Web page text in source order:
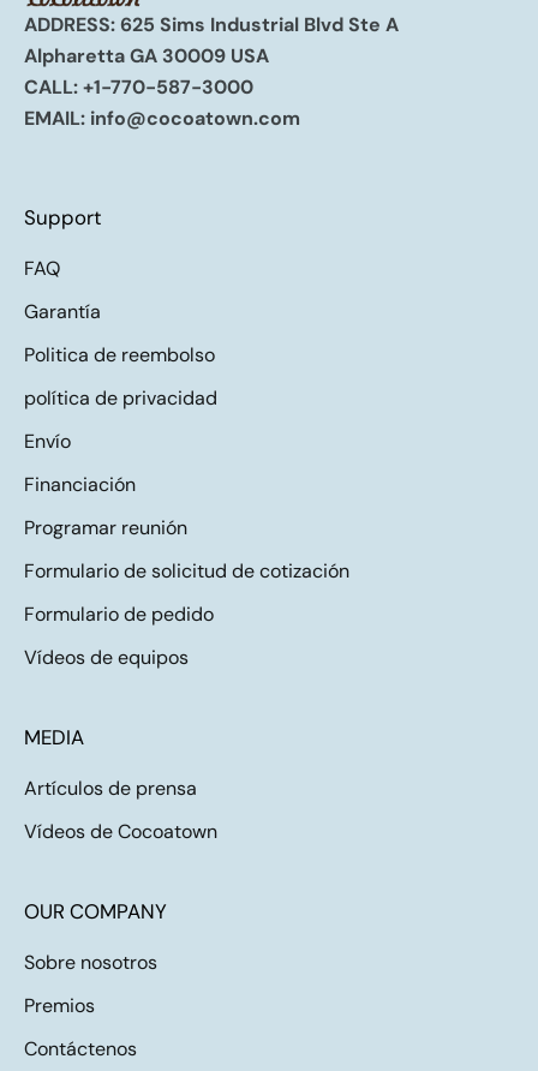
ADDRESS: 625 Sims Industrial Blvd Ste A
Alpharetta GA 30009 USA
CALL:+1-770-587-3000
EMAIL: info@cocoatown.com
Support
FAQ
Garantía
Politica de reembolso
política de privacidad
Envío
Financiación
Programar reunión
Formulario de solicitud de cotización
Formulario de pedido
Vídeos de equipos
MEDIA
Artículos de prensa
Vídeos de Cocoatown
OUR COMPANY
Sobre nosotros
Premios
Contáctenos